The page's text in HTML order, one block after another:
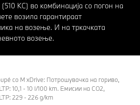
КС) во комбинација со погон на
возила гарантираат
на возење. И на тркачката
возење.
co M xDrive: Потрошувачка на гориво,
10,1 - 10 l/100 km. Емисии на CO2,
229 - 226 g/km